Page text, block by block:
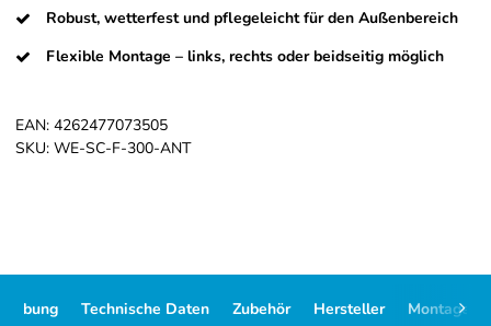
Robust, wetterfest und pflegeleicht für den Außenbereich
Flexible Montage – links, rechts oder beidseitig möglich
EAN: 4262477073505
SKU: WE-SC-F-300-ANT
Technische Daten Zubehör Hersteller Montage